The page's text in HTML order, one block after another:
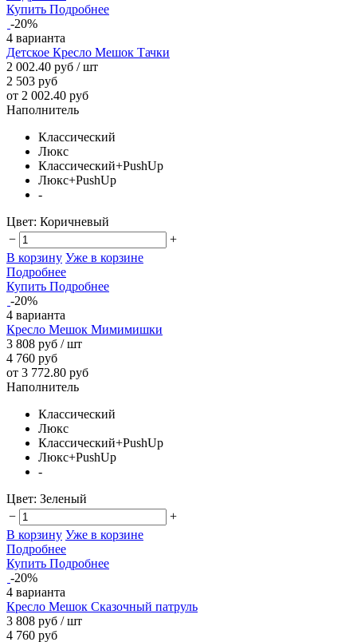
Купить Подробнее
-20%
4 варианта
Детское Кресло Мешок Тачки
2 002.40 руб / шт
2 503 руб
от 2 002.40 руб
Наполнитель
Классический
Люкс
Классический+PushUp
Люкс+PushUp
-
Цвет: Коричневый
−
+
В корзину Уже в корзине
Подробнее
Купить Подробнее
-20%
4 варианта
Кресло Мешок Мимимишки
3 808 руб / шт
4 760 руб
от 3 772.80 руб
Наполнитель
Классический
Люкс
Классический+PushUp
Люкс+PushUp
-
Цвет: Зеленый
−
+
В корзину Уже в корзине
Подробнее
Купить Подробнее
-20%
4 варианта
Кресло Мешок Сказочный патруль
3 808 руб / шт
4 760 руб